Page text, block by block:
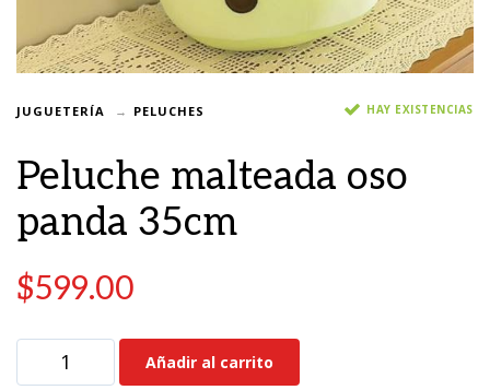
JUGUETERÍA PELUCHES HAY EXISTENCIAS
Peluche malteada oso
panda 35cm
$599.00
Añadir al carrito